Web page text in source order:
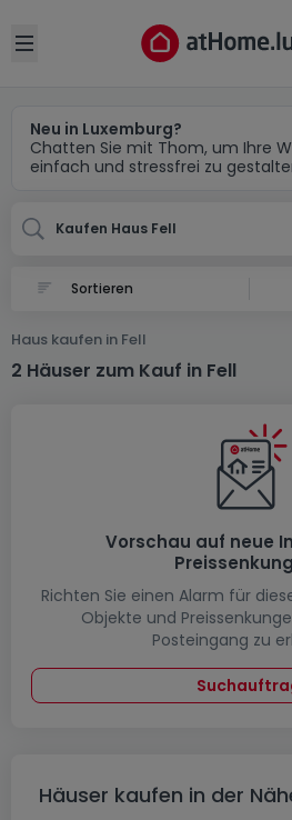
Open sidebar
Neu in Luxemburg?
Chatten Sie mit Thom, um Ihre
einfach und stressfrei zu
Kaufen Haus Fell
Haus kaufen in Fell
2 Häuser zum Kauf in Fell
Vorschau auf neue
Richten Sie einen Alarm für
Objekte und
Posteingang zu
Häuser kaufen in der
Ort
Abbrechen